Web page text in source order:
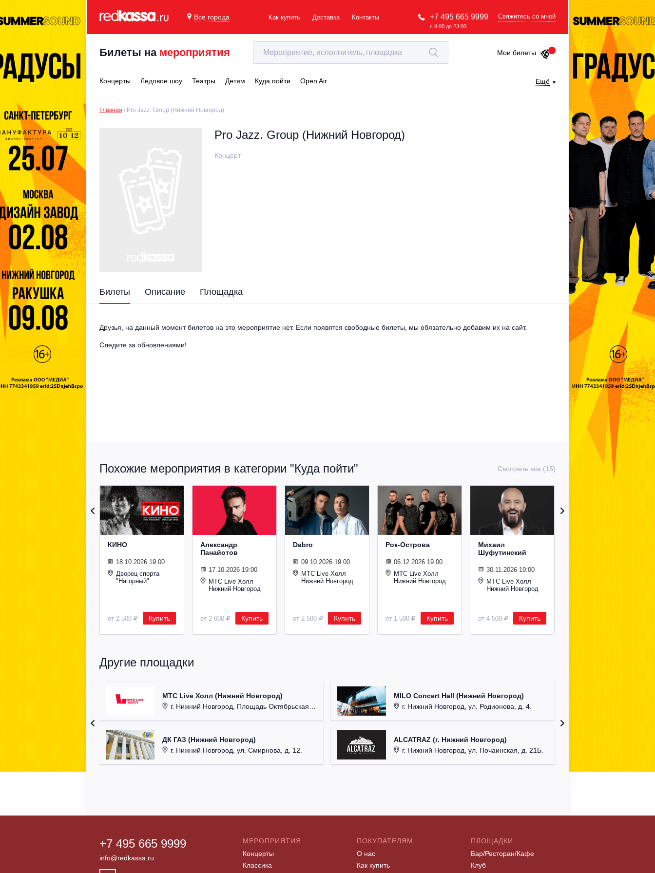
Все города Как купить Доставка Контакты +7 495 665 9999
с 9:00 до 23:00
Свяжитесь со мной
Билеты на мероприятия Мои билеты
Концерты Ледовое шоу Театры Детям Куда пойти Open Air Ещё
Главная Pro Jazz. Group (Нижний Новгород)
Pro Jazz. Group (Нижний Новгород)
Концерт
Билеты Описание Площадка
Друзья, на данный момент билетов на это мероприятие нет. Если появятся свободные билеты, мы обязательно добавим их на сайт.
Следите за обновлениями!
Похожие мероприятия в категории "Куда пойти" Смотреть все (15)
КИНО
18.10.2026 19:00
Дворец спорта
"Нагорный"
от 2 500 ₽ Купить
Александр
Панайотов
17.10.2026 19:00
МТС Live Холл
Нижний Новгород
от 2 600 ₽ Купить
Dabro
09.10.2026 19:00
МТС Live Холл
Нижний Новгород
от 2 500 ₽ Купить
Рок-Острова
06.12.2026 19:00
МТС Live Холл
Нижний Новгород
от 1 500 ₽ Купить
Михаил
Шуфутинский
30.11.2026 19:00
МТС Live Холл
Нижний Новгород
от 4 500 ₽ Купить
Другие площадки
МТС Live Холл (Нижний Новгород)
г. Нижний Новгород, Площадь Октябрьская, д. 1.
ДК ГАЗ (Нижний Новгород)
г. Нижний Новгород, ул. Смирнова, д. 12.
MILO Concert Hall (Нижний Новгород)
г. Нижний Новгород, ул. Родионова, д. 4.
ALCATRAZ (г. Нижний Новгород)
г. Нижний Новгород, ул. Почаинская, д. 21Б.
+7 495 665 9999
info@redkassa.ru
МЕРОПРИЯТИЯ
Концерты
Классика
ПОКУПАТЕЛЯМ
О нас
Как купить
ПЛОЩАДКИ
Бар/Ресторан/Кафе
Клуб